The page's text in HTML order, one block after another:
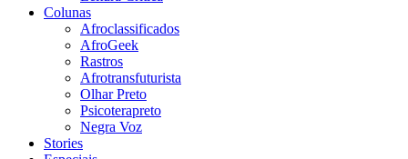
Colunas
Afroclassificados
AfroGeek
Rastros
Afrotransfuturista
Olhar Preto
Psicoterapreto
Negra Voz
Stories